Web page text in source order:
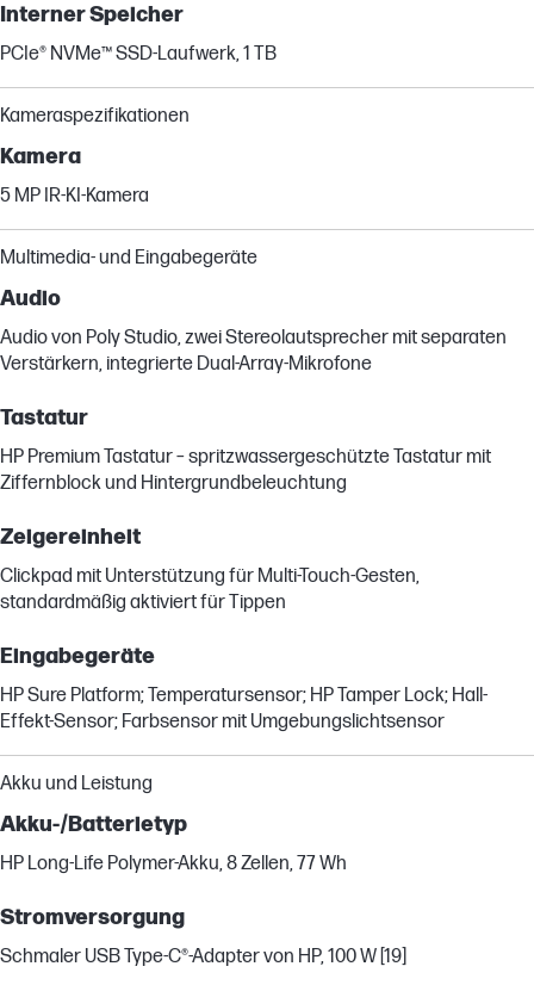
Interner Speicher
PCIe® NVMe™ SSD-Laufwerk, 1 TB
Kameraspezifikationen
Kamera
5 MP IR-KI-Kamera
Multimedia- und Eingabegeräte
Audio
Audio von Poly Studio, zwei Stereolautsprecher mit separaten
Verstärkern, integrierte Dual-Array-Mikrofone
Tastatur
HP Premium Tastatur – spritzwassergeschützte Tastatur mit
Ziffernblock und Hintergrundbeleuchtung
Zeigereinheit
Clickpad mit Unterstützung für Multi-Touch-Gesten,
standardmäßig aktiviert für Tippen
Eingabegeräte
HP Sure Platform; Temperatursensor; HP Tamper Lock; Hall-
Effekt-Sensor; Farbsensor mit Umgebungslichtsensor
Akku und Leistung
Akku-/Batterietyp
HP Long-Life Polymer-Akku, 8 Zellen, 77 Wh
Stromversorgung
Schmaler USB Type-C®-Adapter von HP, 100 W [19]